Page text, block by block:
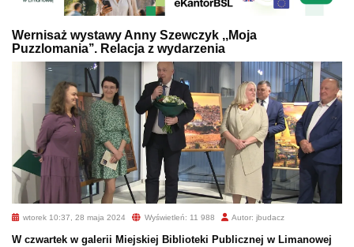
Wernisaż wystawy Anny Szewczyk ,,Moja
Puzzlomania’’. Relacja z wydarzenia
wtorek 10:37, 28 maja 2024 Wyświetleń: 11 988 Autor: jbudacz
W czwartek w galerii Miejskiej Biblioteki Publicznej w Limanowej